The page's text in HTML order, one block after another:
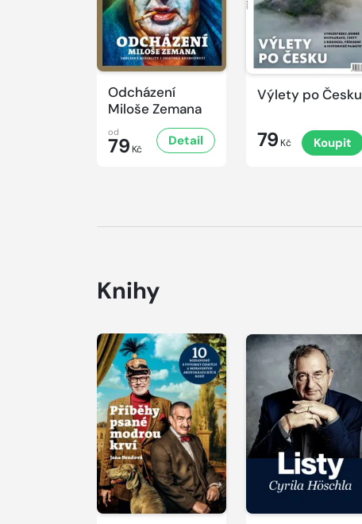
Odcházení
Miloše Zemana
od
79 Kč
Detail
Výlety po Česku
79 Kč Koupit
Knihy